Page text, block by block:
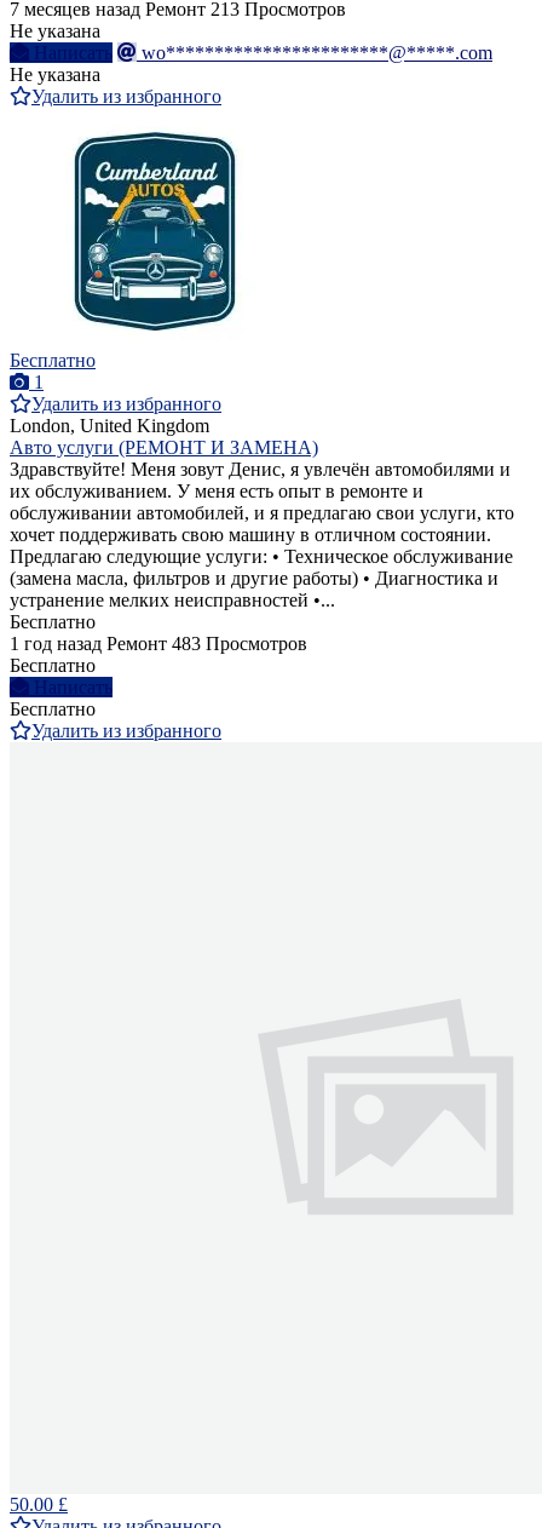
7 месяцев назад Ремонт 213 Просмотров
Не указана
Написать
wo***********************@*****.com
Не указана
Удалить из избранного
Бесплатно
1
Удалить из избранного
London, United Kingdom
Авто услуги (РЕМОНТ И ЗАМЕНА)
Здравствуйте! Меня зовут Денис, я увлечён автомобилями и
их обслуживанием. У меня есть опыт в ремонте и
обслуживании автомобилей, и я предлагаю свои услуги, кто
хочет поддерживать свою машину в отличном состоянии.
Предлагаю следующие услуги: • Техническое обслуживание
(замена масла, фильтров и другие работы) • Диагностика и
устранение мелких неисправностей •...
Бесплатно
1 год назад Ремонт 483 Просмотров
Бесплатно
Написать
Бесплатно
Удалить из избранного
50.00 £